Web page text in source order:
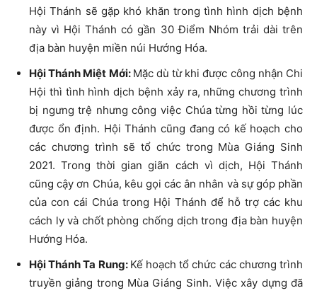
Hội Thánh sẽ gặp khó khăn trong tình hình dịch bệnh
này vì Hội Thánh có gần 30 Điểm Nhóm trải dài trên
địa bàn huyện miền núi Hướng Hóa.
Hội Thánh Miệt Mới: Mặc dù từ khi được công nhận Chi
Hội thì tình hình dịch bệnh xảy ra, những chương trình
bị ngưng trệ nhưng công việc Chúa từng hồi từng lúc
được ổn định. Hội Thánh cũng đang có kế hoạch cho
các chương trình sẽ tổ chức trong Mùa Giáng Sinh
2021. Trong thời gian giãn cách vì dịch, Hội Thánh
cũng cậy ơn Chúa, kêu gọi các ân nhân và sự góp phần
của con cái Chúa trong Hội Thánh để hỗ trợ các khu
cách ly và chốt phòng chống dịch trong địa bàn huyện
Hướng Hóa.
Hội Thánh Ta Rung: Kế hoạch tổ chức các chương trình
truyền giảng trong Mùa Giáng Sinh. Việc xây dựng đã